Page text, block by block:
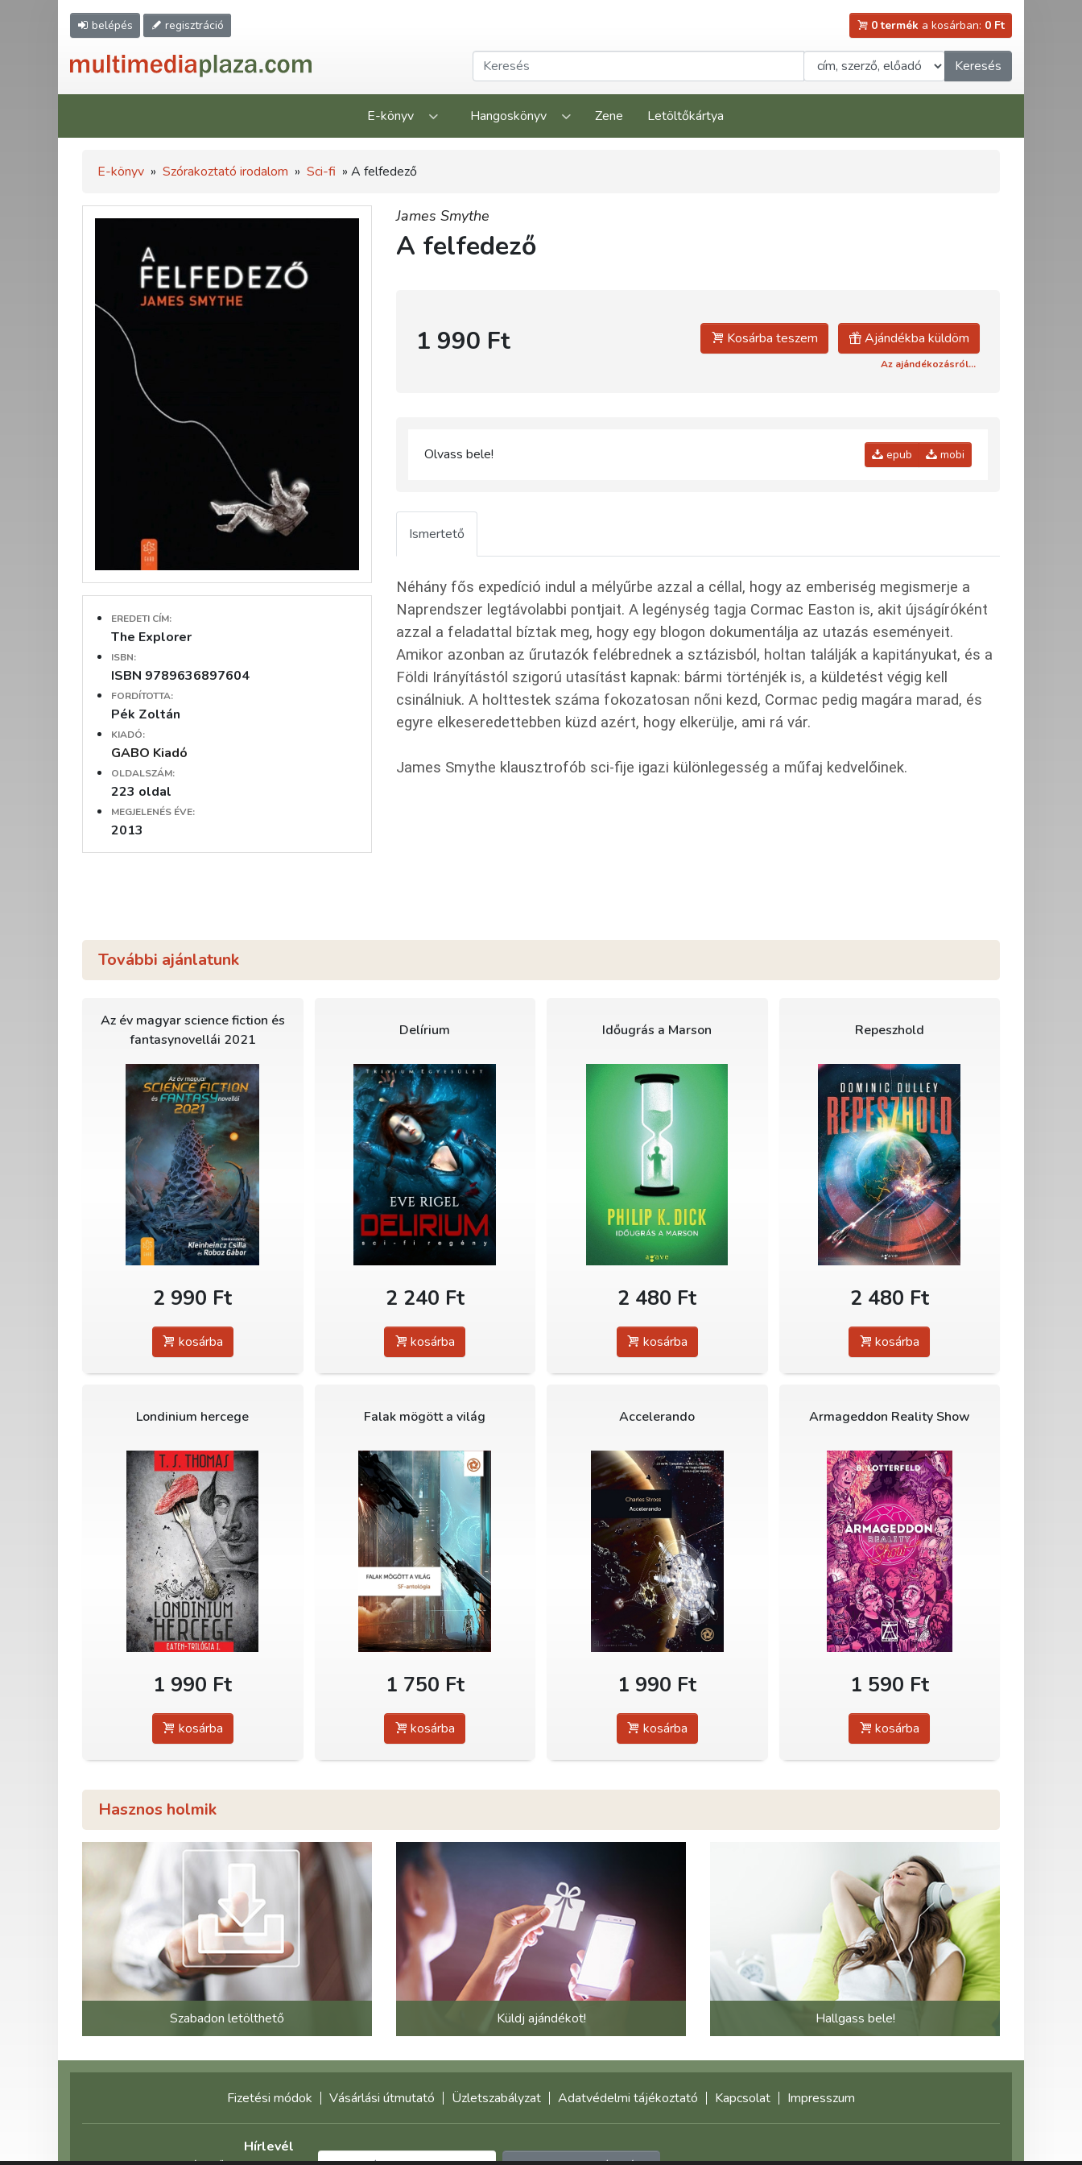
belépés regisztráció 0 termék a kosárban: 0 Ft
Keresés
E-könyv Hangoskönyv Zene Letöltőkártya
E-könyv » Szórakoztató irodalom » Sci-fi » A felfedező
EREDETI CÍM:
The Explorer
ISBN:
ISBN 9789636897604
FORDÍTOTTA:
Pék Zoltán
KIADÓ:
GABO Kiadó
OLDALSZÁM:
223 oldal
MEGJELENÉS ÉVE:
2013
James Smythe
A felfedező
1 990 Ft Kosárba teszem Ajándékba küldöm
Az ajándékozásról...
Olvass bele! epub mobi
Ismertető
Néhány fős expedíció indul a mélyűrbe azzal a céllal, hogy az emberiség megismerje a
Naprendszer legtávolabbi pontjait. A legénység tagja Cormac Easton is, akit újságíróként
azzal a feladattal bíztak meg, hogy egy blogon dokumentálja az utazás eseményeit.
Amikor azonban az űrutazók felébrednek a sztázisból, holtan találják a kapitányukat, és a
Földi Irányítástól szigorú utasítást kapnak: bármi történjék is, a küldetést végig kell
csinálniuk. A holttestek száma fokozatosan nőni kezd, Cormac pedig magára marad, és
egyre elkeseredettebben küzd azért, hogy elkerülje, ami rá vár.
James Smythe klausztrofób sci-fije igazi különlegesség a műfaj kedvelőinek.
További ajánlatunk
Az év magyar science fiction és
fantasynovellái 2021
2 990 Ft
kosárba
Delírium
2 240 Ft
kosárba
Időugrás a Marson
2 480 Ft
kosárba
Repeszhold
2 480 Ft
kosárba
Londinium hercege
1 990 Ft
kosárba
Falak mögött a világ
1 750 Ft
kosárba
Accelerando
1 990 Ft
kosárba
Armageddon Reality Show
1 590 Ft
kosárba
Hasznos holmik
Szabadon letölthető Küldj ajándékot! Hallgass bele!
Fizetési módok Vásárlási útmutató Üzletszabályzat Adatvédelmi tájékoztató Kapcsolat Impresszum
Hírlevél